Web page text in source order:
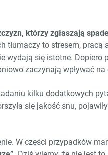
którzy zgłaszają
tłumaczy to stresem,
wydają się istotne. Dopiero
zaczynają wpływać
kilku dodatkowych
się jakość snu,
W części przypadków